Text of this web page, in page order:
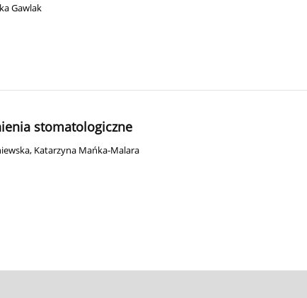
Gawlak
stomatologiczne
, Katarzyna Mańka-Malara